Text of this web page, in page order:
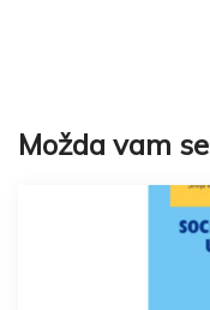
Možda vam